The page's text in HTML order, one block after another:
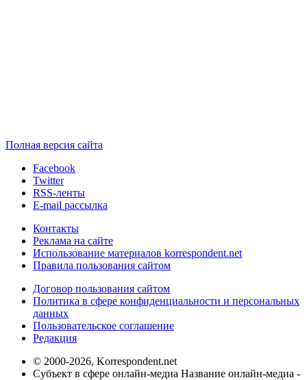
Полная версия сайта
Facebook
Twitter
RSS-ленты
E-mail рассылка
Контакты
Реклама на сайте
Использование материалов korrespondent.net
Правила пользования сайтом
Договор пользования сайтом
Политика в сфере конфиденциальности и персональных
данных
Пользовательское соглашение
Редакция
© 2000-2026, Korrespondent.net
Субъект в сфере онлайн-медиа Название онлайн-медиа -